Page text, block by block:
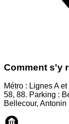
Comment s'y
Métro : Lignes A
58, 88. Parking :
Bellecour, Antonin